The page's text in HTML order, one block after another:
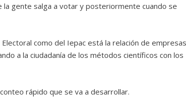
gente salga a votar y posteriormente cuando se
como del Iepac está la relación de
a la ciudadanía de los métodos científicos con los
rápido que se va a desarrollar.